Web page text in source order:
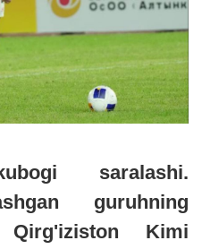
saralashi.
guruhning
Kimi